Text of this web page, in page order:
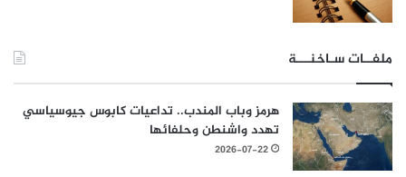
ملفــات سـاخنـــة
هرمز وباب المندب.. تداعيات كابوس جيوسياسي
تهدد واشنطن وحلفائها
2026-07-22